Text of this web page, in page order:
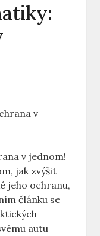
v jednom!
jak zvýšit
jeho ochranu,
článku se
autu